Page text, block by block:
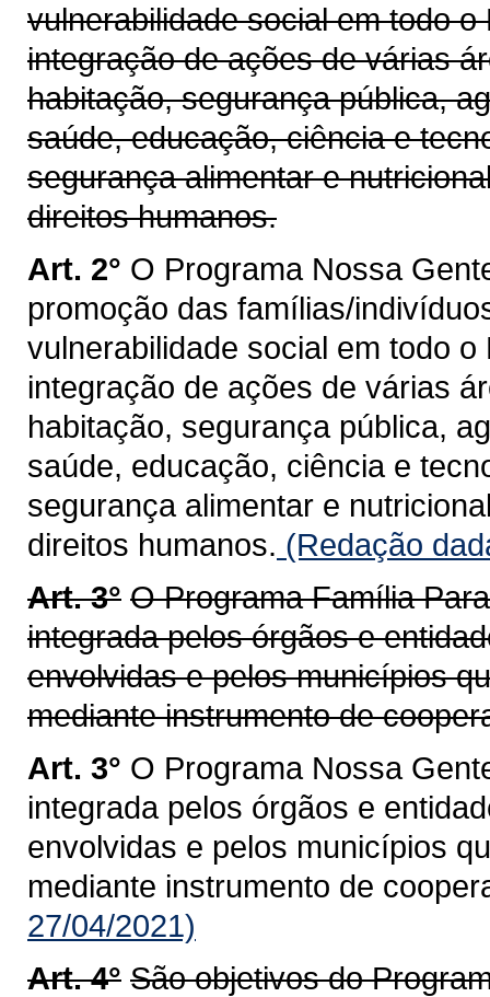
vulnerabilidade social em todo
integração de ações de várias
habitação, segurança pública,
saúde, educação, ciência e
segurança alimentar e
direitos humanos.
Art. 2° O Programa Nossa
promoção das famílias/
vulnerabilidade social em todo
integração de ações de várias
habitação, segurança pública,
saúde, educação, ciência e
segurança alimentar e
direitos humanos. (Redação
Art. 3° O Programa Família
integrada pelos órgãos e
envolvidas e pelos municípios
mediante instrumento de
Art. 3° O Programa Nossa
integrada pelos órgãos e
envolvidas e pelos municípios
mediante instrumento de
27/04/2021)
Art. 4° São objetivos do